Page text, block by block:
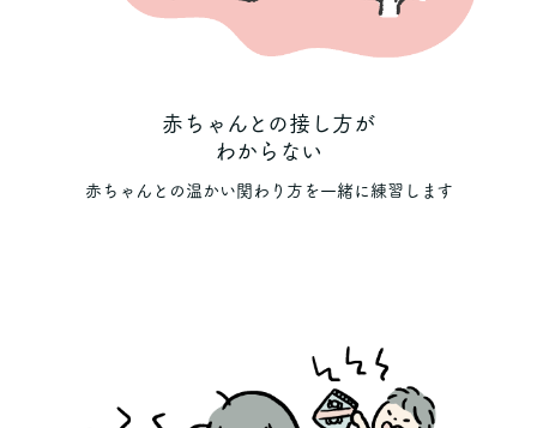
赤ちゃんとの接し方が
わからない
赤ちゃんとの温かい関わり方を一緒に練習します